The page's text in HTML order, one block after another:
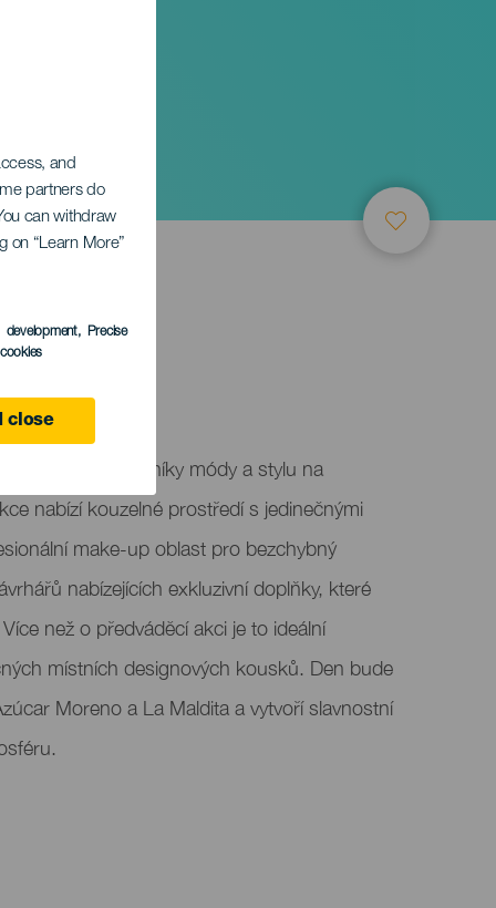
and
partners do
can withdraw
on “Learn More”
development, Precise
close
pro milovníky módy a stylu na
nabízí kouzelné prostředí s jedinečnými
make-up oblast pro bezchybný
nabízejících exkluzivní doplňky, které
než o předváděcí akci je to ideální
místních designových kousků. Den bude
Moreno a La Maldita a vytvoří slavnostní